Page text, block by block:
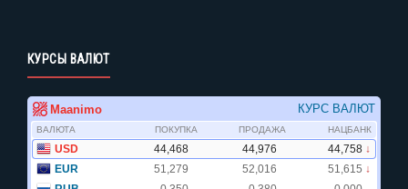
КУРСЫ ВАЛЮТ